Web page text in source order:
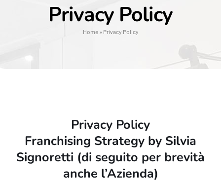
Privacy Policy
Home» Privacy Policy
Privacy Policy
Franchising Strategy by Silvia
Signoretti (di seguito per brevità
anche l’Azienda)